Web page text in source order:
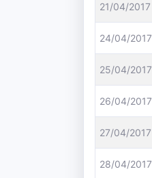
21/04/2017
24/04/2017
25/04/2017
26/04/2017
27/04/2017
28/04/2017